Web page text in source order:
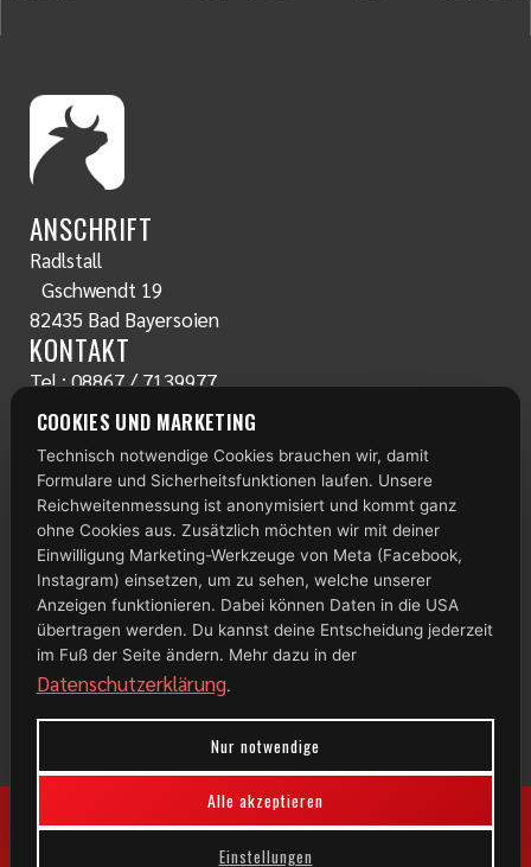
ANSCHRIFT
Radlstall
Gschwendt 19
82435 Bad Bayersoien
KONTAKT
Tel.:08867 / 7139977
www.radlstall.com
ÖFFNUNGSZEITEN
Montag: geschlossen
Di – Fr: 10:00 – 18:00 Uhr
Samstag: 09:00 – 13:00 Uhr
TOP 100
© 2026 Radlstall | Bad Bayersoien
COOKIES UND MARKETING
Technisch notwendige Cookies brauchen wir, damit
Formulare und Sicherheitsfunktionen laufen. Unsere
Reichweitenmessung ist anonymisiert und kommt ganz
ohne Cookies aus. Zusätzlich möchten wir mit deiner
Einwilligung Marketing-Werkzeuge von Meta (Facebook,
Instagram) einsetzen, um zu sehen, welche unserer
Anzeigen funktionieren. Dabei können Daten in die USA
übertragen werden. Du kannst deine Entscheidung jederzeit
im Fuß der Seite ändern. Mehr dazu in der
Datenschutzerklärung.
Nur notwendige
Alle akzeptieren
Einstellungen